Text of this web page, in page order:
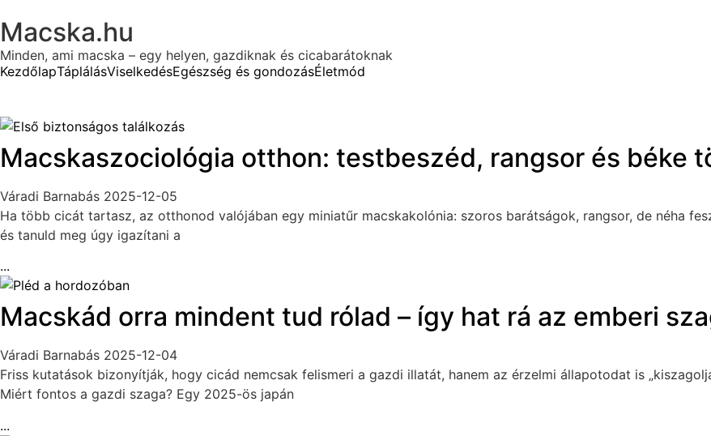
Macska.hu
Minden, ami macska – egy helyen, gazdiknak és cicabarátoknak
KezdőlapTáplálásViselkedésEgészség és gondozásÉletmód
Macskaszociológia otthon: testbeszéd, rangsor és béke
Váradi Barnabás 2025-12-05
Ha több cicát tartasz, az otthonod valójában egy miniatűr macskakolónia: szoros barátságok, rangsor, de néha
és tanuld meg úgy igazítani a
...
Macskád orra mindent tud rólad – így hat rá az emberi
Váradi Barnabás 2025-12-04
Friss kutatások bizonyítják, hogy cicád nemcsak felismeri a gazdi illatát, hanem az érzelmi állapotodat is
Miért fontos a gazdi szaga? Egy 2025-ös japán
...